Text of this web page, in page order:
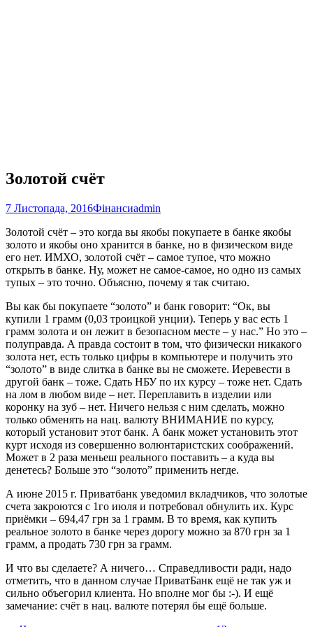
Золотой счёт
7 Листопада, 2016Фінансиadmin
Золотой счёт – это когда вы якобы покупаете в банке якобы
золото и якобы оно хранится в банке, но в физическом виде
его нет. ИМХО, золотой счёт – самое тупое, что можно
открыть в банке. Ну, может не самое-самое, но одно из самых
тупых – это точно. Объясню, почему я так считаю.
Вы как бы покупаете “золото” и банк говорит: “Ок, вы
купили 1 грамм (0,03 троицкой унции). Теперь у вас есть 1
грамм золота и он лежит в безопасном месте – у нас.” Но это –
полуправда. А правда состоит в том, что физически никакого
золота нет, есть только цифры в компьютере и получить это
“золото” в виде слитка в банке вы не сможете. Иеревести в
другой банк – тоже. Сдать НБУ по их курсу – тоже нет. Сдать
на лом в любом виде – нет. Переплавить в изделии или
коронку на зуб – нет. Ничего нельзя с ним сделать, можно
только обменять на нац. валюту ВНИМАНИЕ по курсу,
который установит этот банк. А банк может установить этот
курт исходя из совершенно волюнтаристских соображений.
Может в 2 раза меньеш реального поставить – а куда вы
денетесь? Больше это “золото” применить негде.
А июне 2015 г. Приватбанк уведомил вкладчиков, что золотые
счета закроются с 1го июля и потребовал обнулить их. Курс
приёмки – 694,47 грн за 1 грамм. В то время, как купить
реальное золото в банке через дорогу можно за 870 грн за 1
грамм, а продать 730 грн за грамм.
И что вы сделаете? А ничего… Справедливости ради, надо
отметить, что в данном случае ПриватБанк ещё не так уж и
сильно объегорил клиента. Но вполне мог бы :-). И ещё
замечание: счёт в нац. валюте потерял бы ещё больше.